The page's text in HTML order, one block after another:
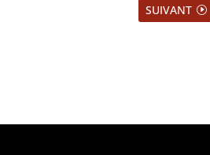
SUIVANT